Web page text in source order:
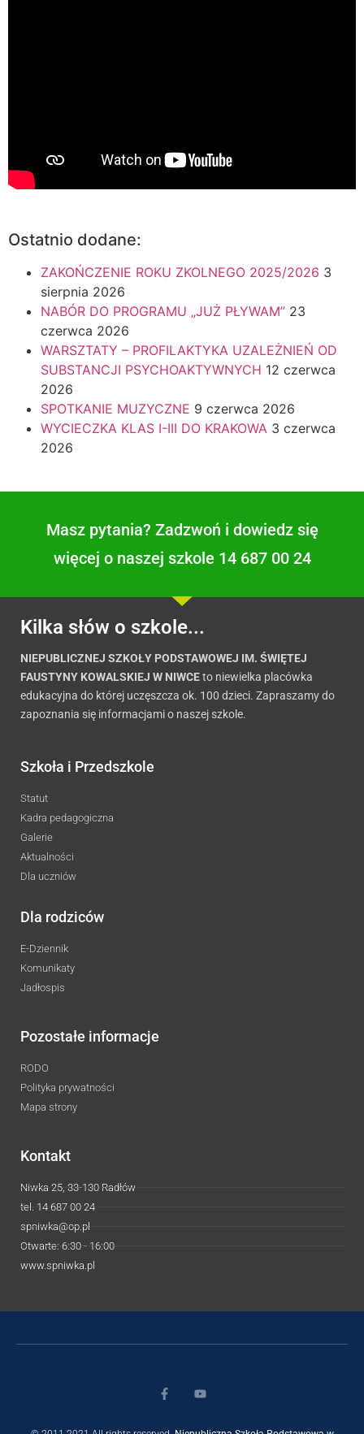
Ostatnio dodane:
ZAKOŃCZENIE ROKU ZKOLNEGO 2025/2026 3
sierpnia 2026
NABÓR DO PROGRAMU „JUŻ PŁYWAM” 23
czerwca 2026
WARSZTATY – PROFILAKTYKA UZALEŻNIEŃ OD
SUBSTANCJI PSYCHOAKTYWNYCH 12 czerwca
2026
SPOTKANIE MUZYCZNE 9 czerwca 2026
WYCIECZKA KLAS I-III DO KRAKOWA 3 czerwca
2026
Masz pytania? Zadzwoń i dowiedz się
więcej o naszej szkole 14 687 00 24
Kilka słów o szkole...
NIEPUBLICZNEJ SZKOŁY PODSTAWOWEJ IM. ŚWIĘTEJ
FAUSTYNY KOWALSKIEJ W NIWCEto niewielka placówka
edukacyjna do której uczęszcza ok. 100 dzieci. Zapraszamy do
zapoznania się informacjami o naszej szkole.
Szkoła i Przedszkole
Statut
Kadra pedagogiczna
Galerie
Aktualności
Dla uczniów
Dla rodziców
E-Dziennik
Komunikaty
Jadłospis
Pozostałe informacje
RODO
Polityka prywatności
Mapa strony
Kontakt
Niwka 25, 33-130 Radłów
tel. 14 687 00 24
spniwka@op.pl
Otwarte: 6:30 - 16:00
www.spniwka.pl